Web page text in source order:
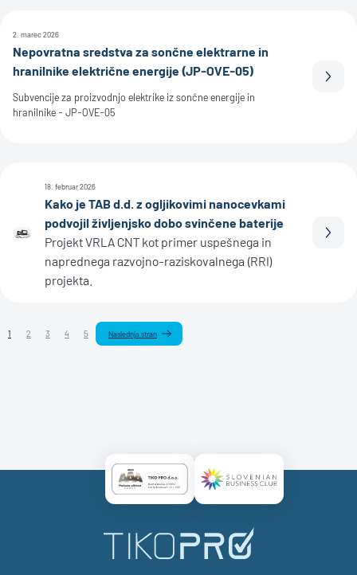
2. marec 2026
Nepovratna sredstva za sončne elektrarne in
hranilnike električne energije (JP-OVE-05)
Subvencije za proizvodnjo elektrike iz sončne energije in
hranilnike - JP-OVE-05
18. februar 2026
Kako je TAB d.d. z ogljikovimi nanocevkami
podvojil življenjsko dobo svinčene baterije
Projekt VRLA CNT kot primer uspešnega in
naprednega razvojno-raziskovalnega (RRI)
projekta.
1 2 3 4 5 Naslednja stran
Certificate AAA LogoCertificate SBC Logo